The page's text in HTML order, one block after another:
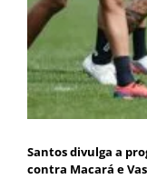
Santos divulga a
contra Macará e